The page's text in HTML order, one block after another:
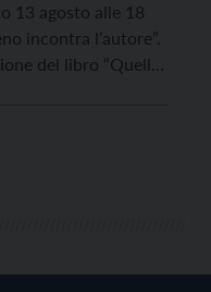
13 agosto alle 18
incontra l’autore”.
del libro “Quello